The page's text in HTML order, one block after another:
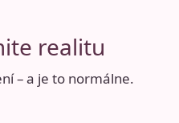
realitu
– a je to normálne.